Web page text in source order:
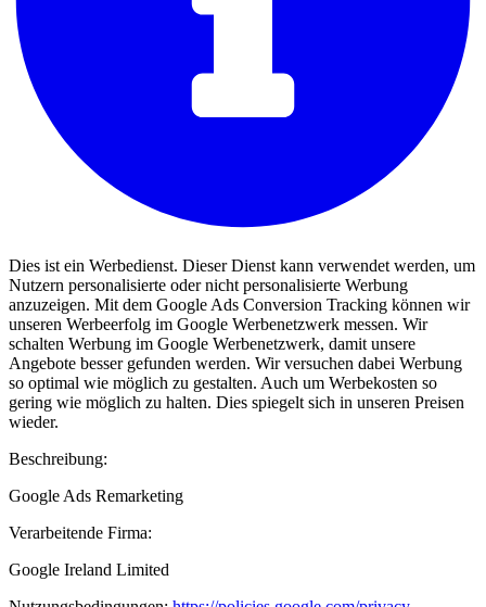
Dies ist ein Werbedienst. Dieser Dienst kann verwendet werden, um
Nutzern personalisierte oder nicht personalisierte Werbung
anzuzeigen. Mit dem Google Ads Conversion Tracking können wir
unseren Werbeerfolg im Google Werbenetzwerk messen. Wir
schalten Werbung im Google Werbenetzwerk, damit unsere
Angebote besser gefunden werden. Wir versuchen dabei Werbung
so optimal wie möglich zu gestalten. Auch um Werbekosten so
gering wie möglich zu halten. Dies spiegelt sich in unseren Preisen
wieder.
Beschreibung:
Google Ads Remarketing
Verarbeitende Firma:
Google Ireland Limited